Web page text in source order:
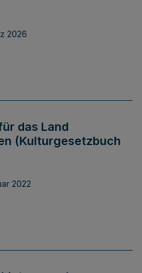
2026
das Land
(Kulturgesetzbuch
2022